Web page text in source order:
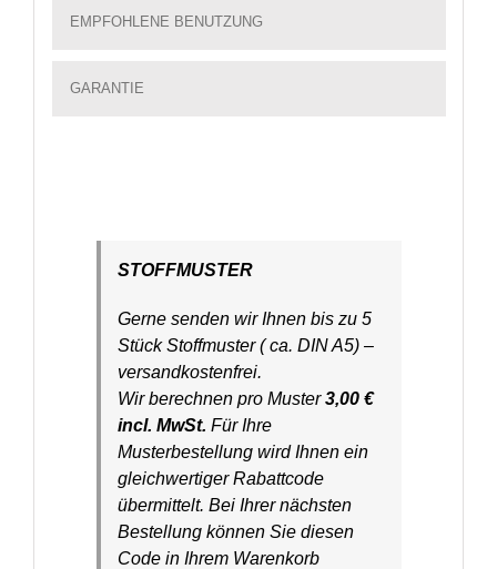
EMPFOHLENE BENUTZUNG
GARANTIE
STOFFMUSTER
Gerne senden wir Ihnen bis zu 5
Stück Stoffmuster ( ca. DIN A5) –
versandkostenfrei.
Wir berechnen pro Muster3,00 €
incl. MwSt. Für Ihre
Musterbestellung wird Ihnen ein
gleichwertiger Rabattcode
übermittelt. Bei Ihrer nächsten
Bestellung können Sie diesen
Code in Ihrem Warenkorb